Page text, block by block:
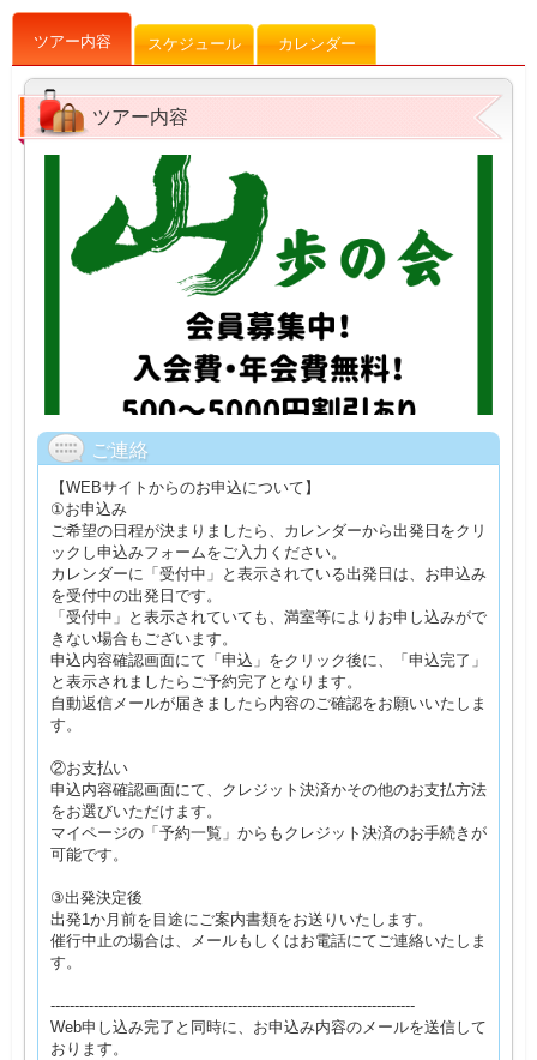
ツアー内容 スケジュール カレンダー
ツアー内容
ご連絡
【WEBサイトからのお申込について】
①お申込み
ご希望の日程が決まりましたら、カレンダーから出発日をクリ
ックし申込みフォームをご入力ください。
カレンダーに「受付中」と表示されている出発日は、お申込み
を受付中の出発日です。
「受付中」と表示されていても、満室等によりお申し込みがで
きない場合もございます。
申込内容確認画面にて「申込」をクリック後に、「申込完了」
と表示されましたらご予約完了となります。
自動返信メールが届きましたら内容のご確認をお願いいたしま
す。
②お支払い
申込内容確認画面にて、クレジット決済かその他のお支払方法
をお選びいただけます。
マイページの「予約一覧」からもクレジット決済のお手続きが
可能です。
③出発決定後
出発1か月前を目途にご案内書類をお送りいたします。
催行中止の場合は、メールもしくはお電話にてご連絡いたしま
す。
----------------------------------------------------------------------------
Web申し込み完了と同時に、お申込み内容のメールを送信して
おります。